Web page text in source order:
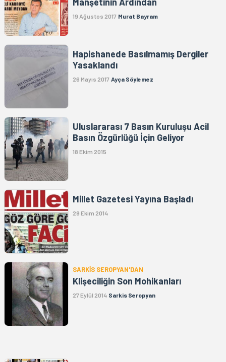
Manşetinin Ardından
19 Ağustos 2017 Murat Bayram
Hapishanede Basılmamış Dergiler
Yasaklandı
26 Mayıs 2017 Ayça Söylemez
Uluslararası 7 Basın Kuruluşu Acil
Basın Özgürlüğü İçin Geliyor
18 Ekim 2015
Millet Gazetesi Yayına Başladı
29 Ekim 2014
SARKİS SEROPYAN'DAN
Klişeciliğin Son Mohikanları
27 Eylül 2014 Sarkis Seropyan